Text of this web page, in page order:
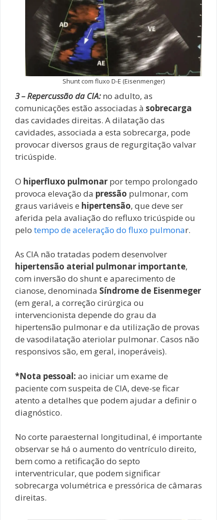
Shunt com fluxo D-E (Eisenmenger)
3 – Repercussão da CIA:no adulto, as
comunicações estão associadas à sobrecarga
das cavidades direitas. A dilatação das
cavidades, associada a esta sobrecarga, pode
provocar diversos graus de regurgitação valvar
tricúspide.
O hiperfluxo pulmonar por tempo prolongado
provoca elevação da pressão pulmonar, com
graus variáveis e hipertensão, que deve ser
aferida pela avaliação do refluxo tricúspide ou
pelo tempo de aceleração do fluxo pulmonar.
As CIA não tratadas podem desenvolver
hipertensão aterial pulmonar importante,
com inversão do shunt e aparecimento de
cianose, denominada Síndrome de Eisenmeger
(em geral, a correção cirúrgica ou
intervencionista depende do grau da
hipertensão pulmonar e da utilização de provas
de vasodilatação ateriolar pulmonar. Casos não
responsivos são, em geral, inoperáveis).
*Nota pessoal: ao iniciar um exame de
paciente com suspeita de CIA, deve-se ficar
atento a detalhes que podem ajudar a definir o
diagnóstico.
No corte paraesternal longitudinal, é importante
observar se há o aumento do ventrículo direito,
bem como a retificação do septo
interventricular, que podem significar
sobrecarga volumétrica e pressórica de câmaras
direitas.